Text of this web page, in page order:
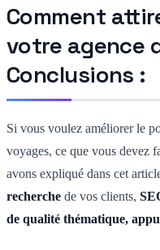
Comment
votre agence
Conclusions :
Si vous voulez améliorer le
voyages, ce que vous devez
avons expliqué dans cet
recherche de vos clients,
de qualité thématique,